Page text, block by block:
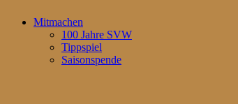
Mitmachen
100 Jahre SVW
Tippspiel
Saisonspende